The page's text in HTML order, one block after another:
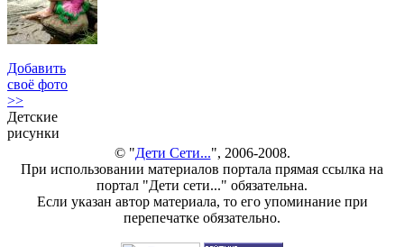
Добавить
своё фото
>>
Детские
рисунки
© "Дети Сети...", 2006-2008.
При использовании материалов портала прямая ссылка на
портал "Дети сети..." обязательна.
Если указан автор материала, то его упоминание при
перепечатке обязательно.